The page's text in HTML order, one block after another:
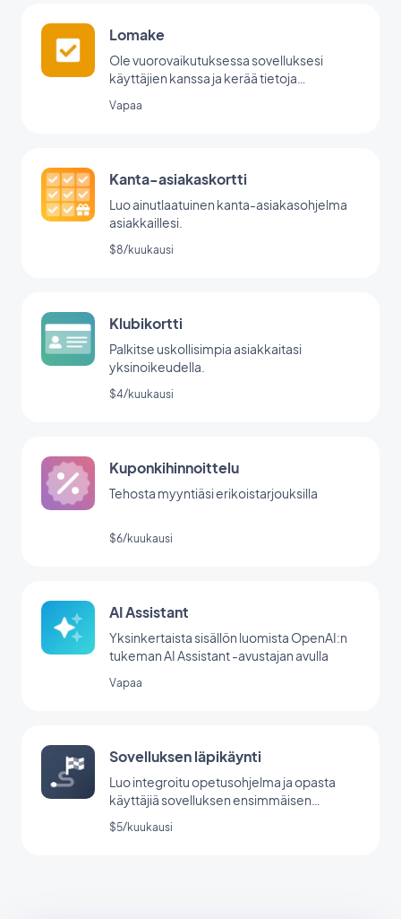
Lomake
Ole vuorovaikutuksessa sovelluksesi
käyttäjien kanssa ja kerää tietoja
Vapaa
Kanta-asiakaskortti
Luo ainutlaatuinen kanta-asiakasohjelma
asiakkaillesi.
$8/kuukausi
Klubikortti
Palkitse uskollisimpia asiakkaitasi
yksinoikeudella.
$4/kuukausi
Kuponkihinnoittelu
Tehosta myyntiäsi erikoistarjouksilla
$6/kuukausi
AI Assistant
Yksinkertaista sisällön luomista OpenAI:n
tukeman AI Assistant -avustajan avulla
Vapaa
Sovelluksen läpikäynti
Luo integroitu opetusohjelma ja opasta
käyttäjiä sovelluksen ensimmäisen
käynnistyksen aikana.
$5/kuukausi